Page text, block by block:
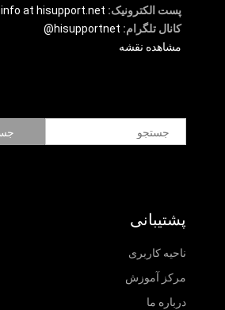
پست الکترونیک: info at hisupport.net
کانال تلگرام: hisupportnet@
مشاهده نقشه
پشتیبانی
ناحیه کاربری
مرکز آموزش
درباره ما